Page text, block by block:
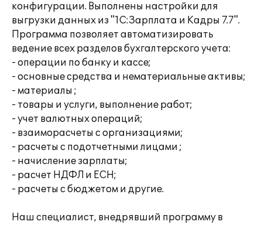
конфигурации. Выполнены настройки для
выгрузки данных из "1С:Зарплата и Кадры 7.7".
Программа позволяет автоматизировать
ведение всех разделов бухгалтерского учета:
- операции по банку и кассе;
- основные средства и нематериальные активы;
- материалы ;
- товары и услуги, выполнение работ;
- учет валютных операций;
- взаиморасчеты с организациями;
- расчеты с подотчетными лицами ;
- начисление зарплаты;
- расчет НДФЛ и ЕСН;
- расчеты с бюджетом и другие.
Наш специалист, внедрявший программу в